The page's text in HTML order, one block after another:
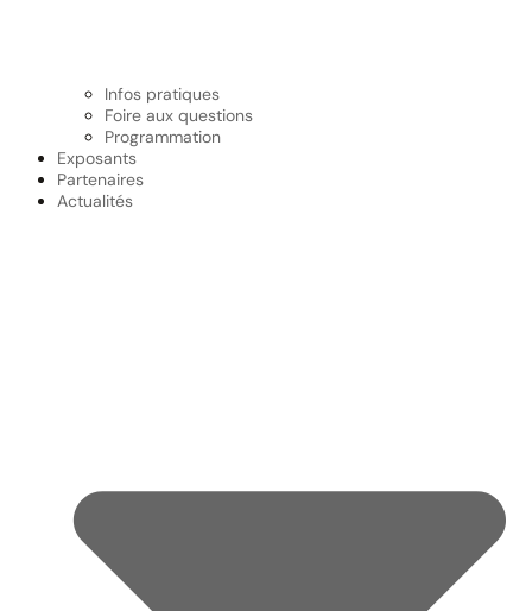
Infos pratiques
Foire aux questions
Programmation
Exposants
Partenaires
Actualités